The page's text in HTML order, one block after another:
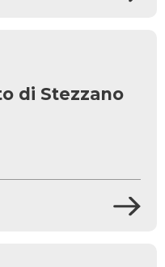
di Stezzano